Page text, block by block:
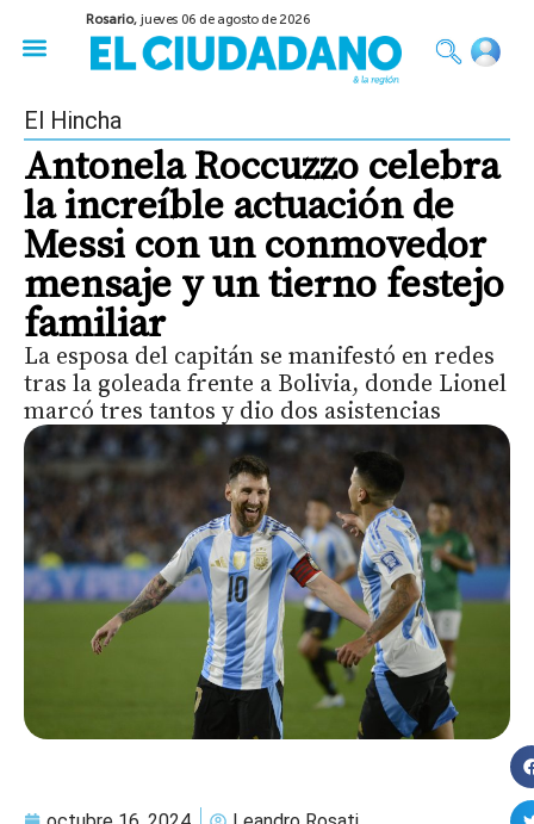
Rosario,jueves 06 de agosto de 2026
El Hincha
Antonela Roccuzzo celebra
la increíble actuación de
Messi con un conmovedor
mensaje y un tierno festejo
familiar
La esposa del capitán se manifestó en redes
tras la goleada frente a Bolivia, donde Lionel
marcó tres tantos y dio dos asistencias